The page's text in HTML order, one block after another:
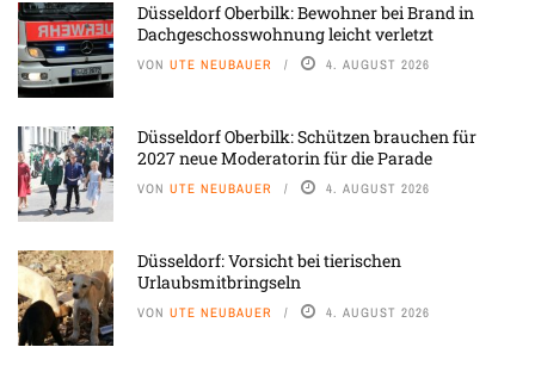
Düsseldorf Oberbilk: Bewohner bei Brand in
Dachgeschosswohnung leicht verletzt
VON UTE NEUBAUER 4. AUGUST 2026
Düsseldorf Oberbilk: Schützen brauchen für
2027 neue Moderatorin für die Parade
VON UTE NEUBAUER 4. AUGUST 2026
Düsseldorf: Vorsicht bei tierischen
Urlaubsmitbringseln
VON UTE NEUBAUER 4. AUGUST 2026